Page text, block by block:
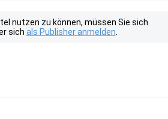
nutzen zu können, müssen Sie sich
sich als Publisher anmelden